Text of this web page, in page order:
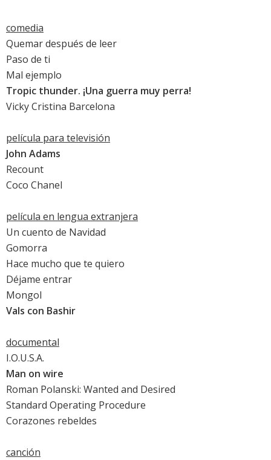
comedia
Quemar después de leer
Paso de ti
Mal ejemplo
Tropic thunder. ¡Una guerra muy perra!
Vicky Cristina Barcelona
película para televisión
John Adams
Recount
Coco Chanel
película en lengua extranjera
Un cuento de Navidad
Gomorra
Hace mucho que te quiero
Déjame entrar
Mongol
Vals con Bashir
documental
I.O.U.S.A.
Man on wire
Roman Polanski: Wanted and Desired
Standard Operating Procedure
Corazones rebeldes
canción